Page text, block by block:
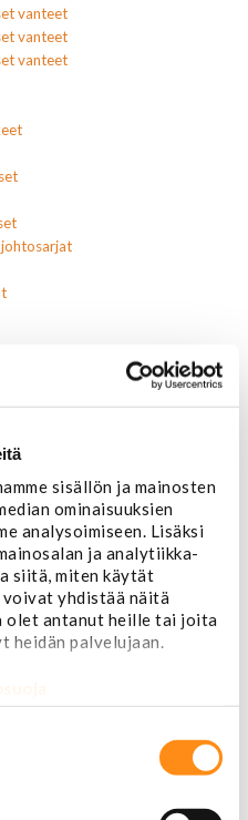
sisällön ja mainosten
ominaisuuksien
analysoimiseen. Lisäksi
ja analytiikka-
siitä, miten käytät
voivat yhdistää näitä
antanut heille tai joita
heidän palvelujaan.
vanteet
vanteet
vanteet
P/U
muut
P/U
muut